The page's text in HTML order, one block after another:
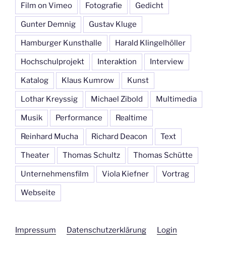
Film on Vimeo Fotografie Gedicht
Gunter Demnig Gustav Kluge
Hamburger Kunsthalle Harald Klingelhöller
Hochschulprojekt Interaktion Interview
Katalog Klaus Kumrow Kunst
Lothar Kreyssig Michael Zibold Multimedia
Musik Performance Realtime
Reinhard Mucha Richard Deacon Text
Theater Thomas Schultz Thomas Schütte
Unternehmensfilm Viola Kiefner Vortrag
Webseite
Impressum Datenschutzerklärung Login